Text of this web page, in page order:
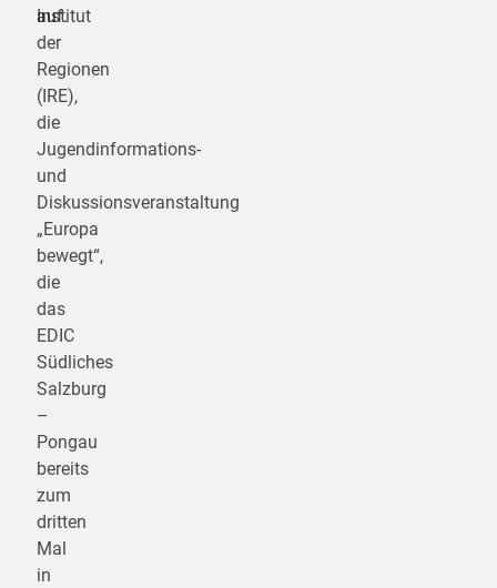
auf.
Institut
der
Regionen
(IRE),
die
Jugendinformations-
und
Diskussionsveranstaltung
„Europa
bewegt“,
die
das
EDIC
Südliches
Salzburg
–
Pongau
bereits
zum
dritten
Mal
in